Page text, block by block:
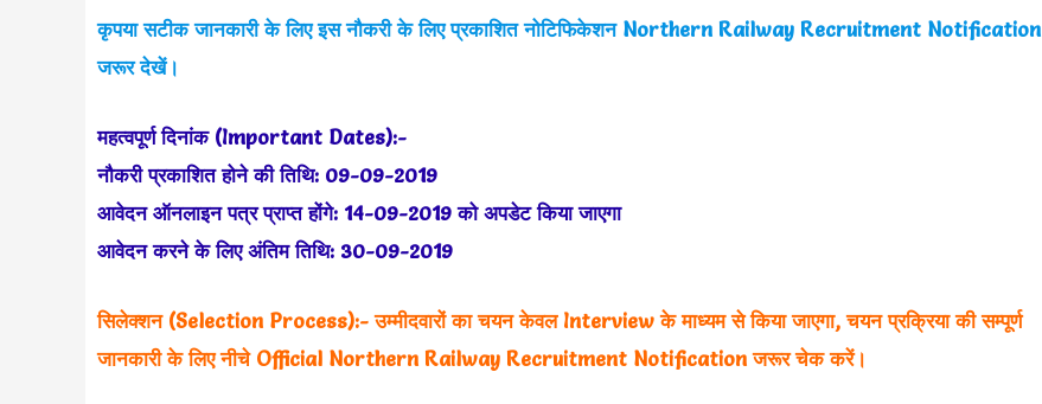
कृपया सटीक जानकारी के लिए इस नौकरी के लिए प्रकाशित नोटिफिकेशन Northern Railway Recruitment Notification
जरूर देखें।
महत्वपूर्ण दिनांक (Important Dates):-
नौकरी प्रकाशित होने की तिथि: 09-09-2019
आवेदन ऑनलाइन पत्र प्राप्त होंगे: 14-09-2019 को अपडेट किया जाएगा
आवेदन करने के लिए अंतिम तिथि: 30-09-2019
सिलेक्शन (Selection Process):- उम्मीदवारों का चयन केवल Interview के माध्यम से किया जाएगा, चयन प्रक्रिया की सम्पूर्ण
जानकारी के लिए नीचे Official Northern Railway Recruitment Notification जरूर चेक करें।